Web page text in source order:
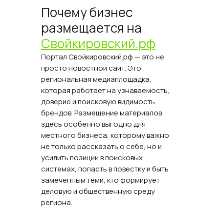
Почему бизнес
размещается на
Свойкировский.рф
Портал Свойкировский.рф — это не
просто новостной сайт. Это
региональная медиаплощадка,
которая работает на узнаваемость,
доверие и поисковую видимость
брендов. Размещение материалов
здесь особенно выгодно для
местного бизнеса, которому важно
не только рассказать о себе, но и
усилить позиции в поисковых
системах, попасть в повестку и быть
замеченным теми, кто формирует
деловую и общественную среду
региона.